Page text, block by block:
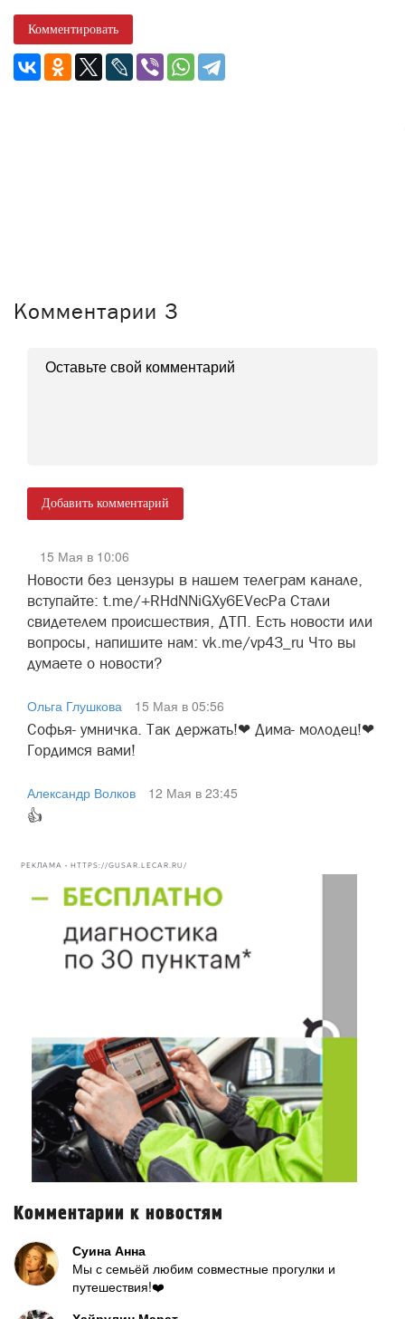
Комментировать
Комментарии 3
Добавить комментарий
15 Мая в 10:06
Новости без цензуры в нашем телеграм канале,
вступайте: t.me/+RHdNNiGXy6EVecPa Стали
свидетелем происшествия, ДТП. Есть новости или
вопросы, напишите нам: vk.me/vp43_ru Что вы
думаете о новости?
Ольга Глушкова
15 Мая в 05:56
Софья- умничка. Так держать!❤ Дима- молодец!❤
Гордимся вами!
Александр Волков
12 Мая в 23:45
👍
РЕКЛАМА • HTTPS://GUSAR.LECAR.RU/
Комментарии к новостям
Суина Анна
Мы с семьёй любим совместные прогулки и
путешествия!❤️